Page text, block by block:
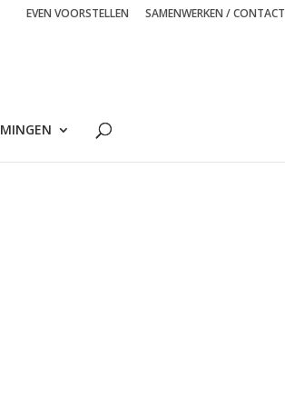
EVEN VOORSTELLEN SAMENWERKEN / CONTACT